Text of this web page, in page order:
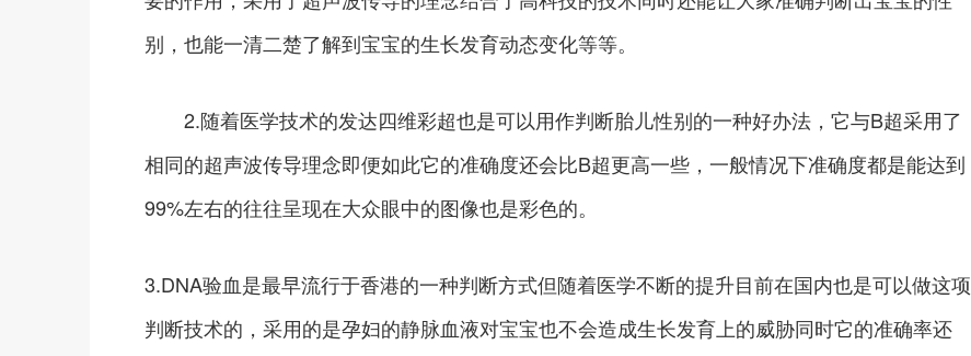
别，也能一清二楚了解到宝宝的生长发育动态变化等等。
2.随着医学技术的发达四维彩超也是可以用作判断胎儿性别的一种好办法，它与B超采用了
相同的超声波传导理念即便如此它的准确度还会比B超更高一些，一般情况下准确度都是能达到
99%左右的往往呈现在大众眼中的图像也是彩色的。
3.DNA验血是最早流行于香港的一种判断方式但随着医学不断的提升目前在国内也是可以做这项
判断技术的，采用的是孕妇的静脉血液对宝宝也不会造成生长发育上的威胁同时它的准确率还